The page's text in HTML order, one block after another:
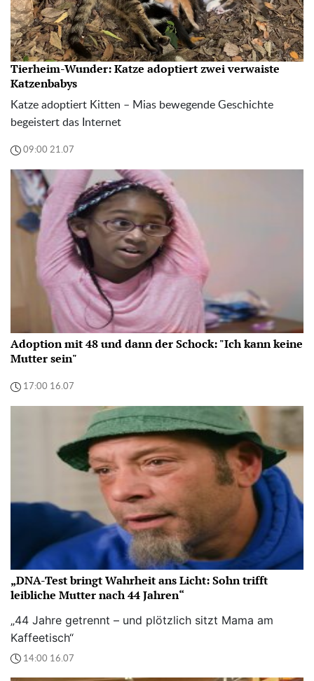
Tierheim-Wunder: Katze adoptiert zwei verwaiste
Katzenbabys
Katze adoptiert Kitten – Mias bewegende Geschichte
begeistert das Internet
09:00 21.07
Adoption mit 48 und dann der Schock: "Ich kann keine
Mutter sein"
17:00 16.07
„DNA-Test bringt Wahrheit ans Licht: Sohn trifft
leibliche Mutter nach 44 Jahren“
„44 Jahre getrennt – und plötzlich sitzt Mama am
Kaffeetisch“
14:00 16.07